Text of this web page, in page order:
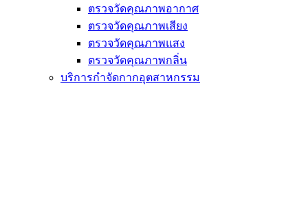
ตรวจวัดคุณภาพอากาศ
ตรวจวัดคุณภาพเสียง
ตรวจวัดคุณภาพแสง
ตรวจวัดคุณภาพกลิ่น
บริการกำจัดกากอุตสาหกรรม